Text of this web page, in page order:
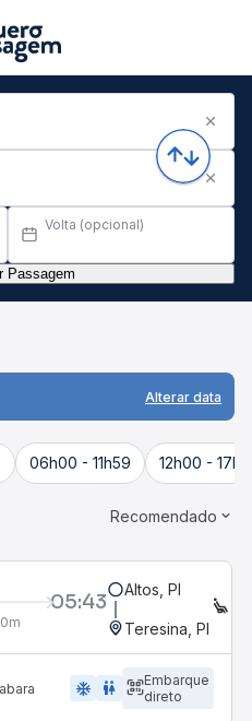
Volta (opcional)
Passagem
Alterar data
06h00 - 11h59 12h00 -
Recomendado
05:43 Altos, PI
Teresina, PI
ac_unit wc
Embarque
direto